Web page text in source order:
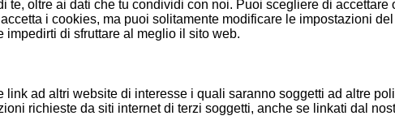
te, oltre ai dati che tu condividi con noi. Puoi scegliere di
i cookies, ma puoi solitamente modificare le impostazioni
impedirti di sfruttare al meglio il sito web.
link ad altri website di interesse i quali saranno soggetti ad altre
richieste da siti internet di terzi soggetti, anche se linkati dal